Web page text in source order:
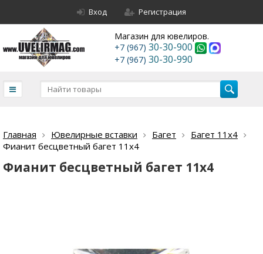
Вход Регистрация
Магазин для ювелиров.
+7 (967) 30-30-900
+7 (967) 30-30-990
Главная Ювелирные вставки Багет
Багет 11х4
Фианит бесцветный багет 11х4
Фианит бесцветный багет 11х4